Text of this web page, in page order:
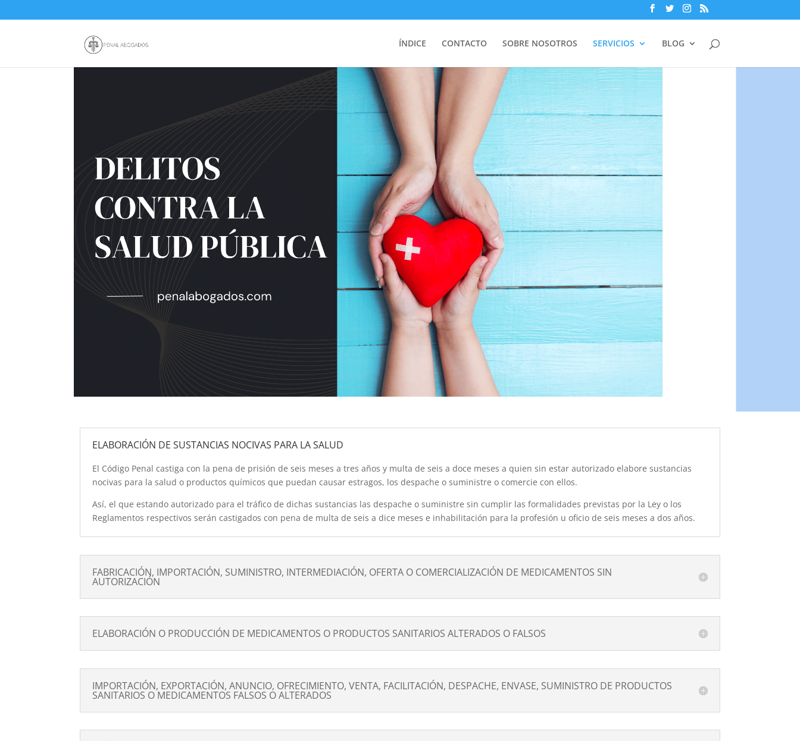
ÍNDICE CONTACTO SOBRE NOSOTROS SERVICIOS BLOG
ELABORACIÓN DE SUSTANCIAS NOCIVAS PARA LA SALUD
El Código Penal castiga con la pena de prisión de seis meses a tres años y multa de seis a doce meses a quien sin estar autorizado elabore sustancias
nocivas para la salud o productos químicos que puedan causar estragos, los despache o suministre o comercie con ellos.
Así, el que estando autorizado para el tráfico de dichas sustancias las despache o suministre sin cumplir las formalidades previstas por la Ley o los
Reglamentos respectivos serán castigados con pena de multa de seis a dice meses e inhabilitación para la profesión u oficio de seis meses a dos años.
FABRICACIÓN, IMPORTACIÓN, SUMINISTRO, INTERMEDIACIÓN, OFERTA O COMERCIALIZACIÓN DE MEDICAMENTOS SIN
AUTORIZACIÓN
ELABORACIÓN O PRODUCCIÓN DE MEDICAMENTOS O PRODUCTOS SANITARIOS ALTERADOS O FALSOS
IMPORTACIÓN, EXPORTACIÓN, ANUNCIO, OFRECIMIENTO, VENTA, FACILITACIÓN, DESPACHE, ENVASE, SUMINISTRO DE PRODUCTOS
SANITARIOS O MEDICAMENTOS FALSOS O ALTERADOS